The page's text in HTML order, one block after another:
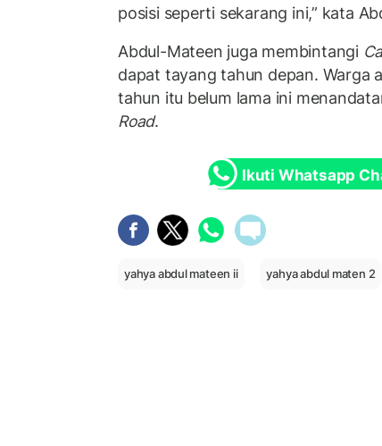
posisi seperti sekarang ini,” kata
Abdul-Mateen juga membintangi
dapat tayang tahun depan. Warga
tahun itu belum lama ini
Road.
Ikuti Whatsapp
yahya abdul mateen ii yahya abdul maten 2